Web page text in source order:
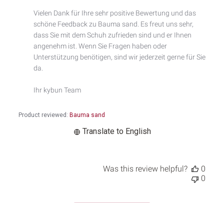
Product reviewed: Bauma sand
Review
Custom
Comment
2026
Vielen Dank für Ihre sehr positive Bewertung und das
schöne Feedback zu Bauma sand. Es freut uns sehr,
dass Sie mit dem Schuh zufrieden sind und er Ihnen
angenehm ist. Wenn Sie Fragen haben oder
Unterstützung benötigen, sind wir jederzeit gerne für Sie
da.
Ihr kybun Team
Translate to English
Was this review helpful?
0
0